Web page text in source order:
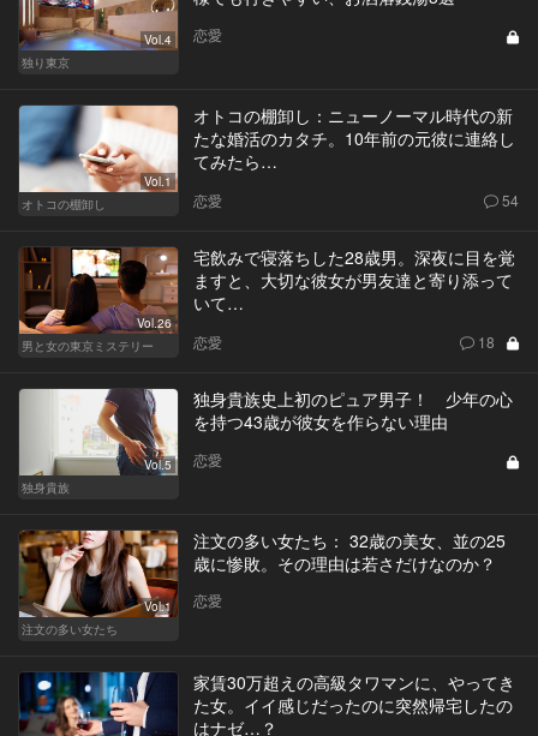
Vol.4
独り東京
恋愛
Vol.1
オトコの棚卸し
オトコの棚卸し：ニューノーマル時代の新
たな婚活のカタチ。10年前の元彼に連絡し
てみたら…
恋愛 54
Vol.26
男と女の東京ミステリー
宅飲みで寝落ちした28歳男。深夜に目を覚
ますと、大切な彼女が男友達と寄り添って
いて…
恋愛 18
Vol.5
独身貴族
独身貴族史上初のピュア男子！ 少年の心
を持つ43歳が彼女を作らない理由
恋愛
Vol.1
注文の多い女たち
注文の多い女たち： 32歳の美女、並の25
歳に惨敗。その理由は若さだけなのか？
恋愛
家賃30万超えの高級タワマンに、やってき
た女。イイ感じだったのに突然帰宅したの
はナゼ…？